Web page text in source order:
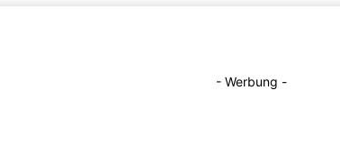
- Werbung -